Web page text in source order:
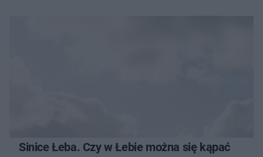
Sinice Łeba. Czy w Łebie można się kąpać